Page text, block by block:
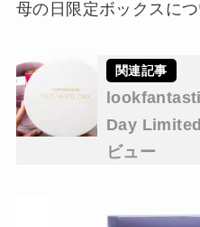
母の日限定ボックスに
Day
ビュー